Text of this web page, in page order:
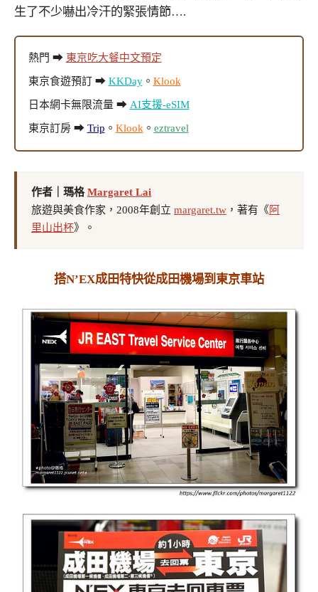
生了不少嚇出冷汗的緊張情節….
熱門 ➡ 東京吃大餐中文預定
東京食遊預訂 ➡ KKDay。 Klook
日本網卡無限流量 ➡ AI支援-eSIM
東京訂房 ➡ Trip 。 Klook。 eztravel
作者｜瑪格Margaret Lai
旅遊與美食作家，2008年創立 margaret.tw ，著有《阿
里山出杯》。
搭N’EX成田特快從成田機場到東京車站